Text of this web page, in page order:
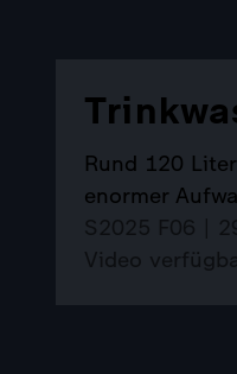
Rund 120
enormer
S2025 F06 |
Video